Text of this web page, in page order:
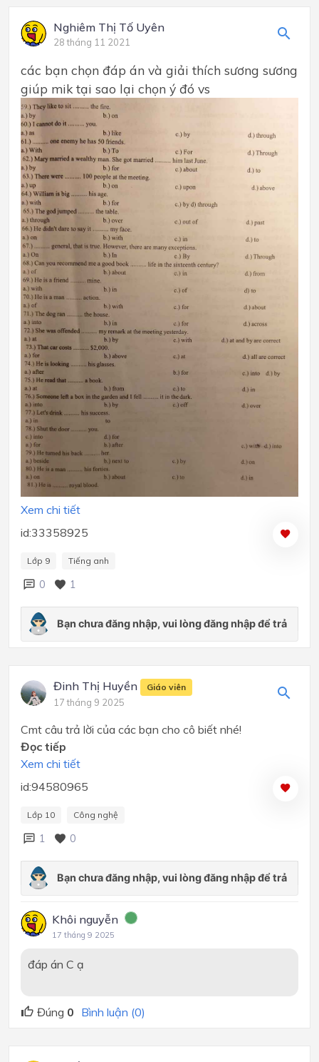
Nghiêm Thị Tố Uyên
28 tháng 11 2021
các bạn chọn đáp án và giải thích sương sương
giúp mik tại sao lại chọn ý đó vs
Xem chi tiết
id:33358925
Lớp 9 Tiếng anh
0 1
Đinh Thị Huyền Giáo viên
17 tháng 9 2025
Cmt câu trả lời của các bạn cho cô biết nhé!
Đọc tiếp
Xem chi tiết
id:94580965
Lớp 10 Công nghệ
1 0
Khôi nguyễn
17 tháng 9 2025
đáp án C ạ
Đúng 0 Bình luận (0)